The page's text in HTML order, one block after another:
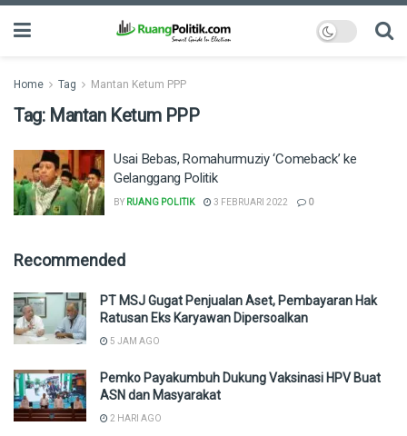
Home Tag Mantan Ketum PPP
Tag: Mantan Ketum PPP
Usai Bebas, Romahurmuziy ‘Comeback’ ke
Gelanggang Politik
BY RUANG POLITIK 3 FEBRUARI 2022 0
Recommended
PT MSJ Gugat Penjualan Aset, Pembayaran Hak
Ratusan Eks Karyawan Dipersoalkan
5 JAM AGO
Pemko Payakumbuh Dukung Vaksinasi HPV Buat
ASN dan Masyarakat
2 HARI AGO